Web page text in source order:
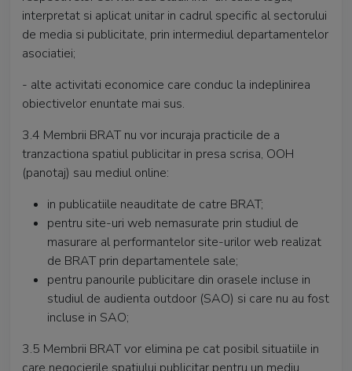
interpretat si aplicat unitar in cadrul specific al sectorului
de media si publicitate, prin intermediul departamentelor
asociatiei;
- alte activitati economice care conduc la indeplinirea
obiectivelor enuntate mai sus.
3.4 Membrii BRAT nu vor incuraja practicile de a
tranzactiona spatiul publicitar in presa scrisa, OOH
(panotaj) sau mediul online:
in publicatiile neauditate de catre BRAT;
pentru site-uri web nemasurate prin studiul de
masurare al performantelor site-urilor web realizat
de BRAT prin departamentele sale;
pentru panourile publicitare din orasele incluse in
studiul de audienta outdoor (SAO) si care nu au fost
incluse in SAO;
3.5 Membrii BRAT vor elimina pe cat posibil situatiile in